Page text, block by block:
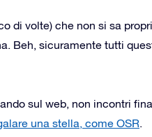
di volte) che non si sa
Beh, sicuramente tutti
sul web, non incontri
una stella, come OSR.